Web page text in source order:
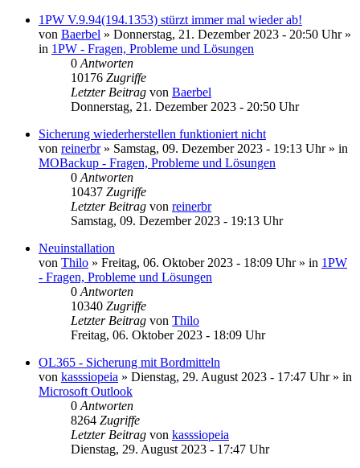
1PW V.9.94(194.1353) stürzt immer mal wieder ab!
von Baerbel » Donnerstag, 21. Dezember 2023 - 20:50 Uhr»
in 1PW - Fragen, Probleme und Lösungen
0 Antworten
10176 Zugriffe
Letzter Beitrag von Baerbel
Donnerstag, 21. Dezember 2023 - 20:50 Uhr
Sicherung wiederherstellen funktioniert nicht
von reinerbr» Samstag, 09. Dezember 2023 - 19:13 Uhr» in
MOBackup - Fragen, Probleme und Lösungen
0 Antworten
10437 Zugriffe
Letzter Beitrag von reinerbr
Samstag, 09. Dezember 2023 - 19:13 Uhr
Neuinstallation
von Thilo » Freitag, 06. Oktober 2023 - 18:09 Uhr» in 1PW
- Fragen, Probleme und Lösungen
0 Antworten
10340 Zugriffe
Letzter Beitrag von Thilo
Freitag, 06. Oktober 2023 - 18:09 Uhr
OL365 - Sicherung mit Bordmitteln
von kasssiopeia » Dienstag, 29. August 2023 - 17:47 Uhr» in
Microsoft Outlook
0 Antworten
8264 Zugriffe
Letzter Beitrag von kasssiopeia
Dienstag, 29. August 2023 - 17:47 Uhr